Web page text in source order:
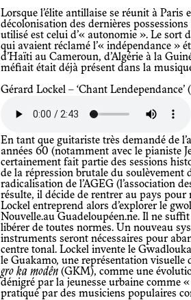
Lorsque l’élite antillaise se réunit à Paris en avril 1961 pour discuter de la
décolonisation des dernières
utilisé est celui d’« autonomie ». Le sort
qui avaient réclamé l’« indépendance »
d’Haïti au Cameroun, d’Algérie à la
méfiait était déjà présent dans la
Gérard Lockel – ‘Chant Lendependance’
En tant que guitariste très demandé de l’avant-garde parisienne du milieu des
années 60 (notamment avec le pianiste
certainement fait partie des sessions
de la répression brutale du soulèvement
radicalisation de l’AGEG (l’association
résulte, il décide de rentrer au pays
Lockel entreprend alors d’explorer le
Nouvelle.au Guadeloupéen.ne. Il ne
libérer de toutes normes. Un nouveau
instruments seront nécessaires pour
centre tonal. Lockel invente le
le Guakamo, une représentation
gro ka modên (GKM), comme une
dénigré par la jeunesse urbaine comme
pratiqué par des musiciens populaires